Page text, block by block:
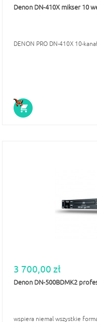
Denon DN-410X mikser 10
DENON PRO DN-410X 10-
3 700,00 zł
Denon DN-500BDMK2
wspiera niemal wszystkie